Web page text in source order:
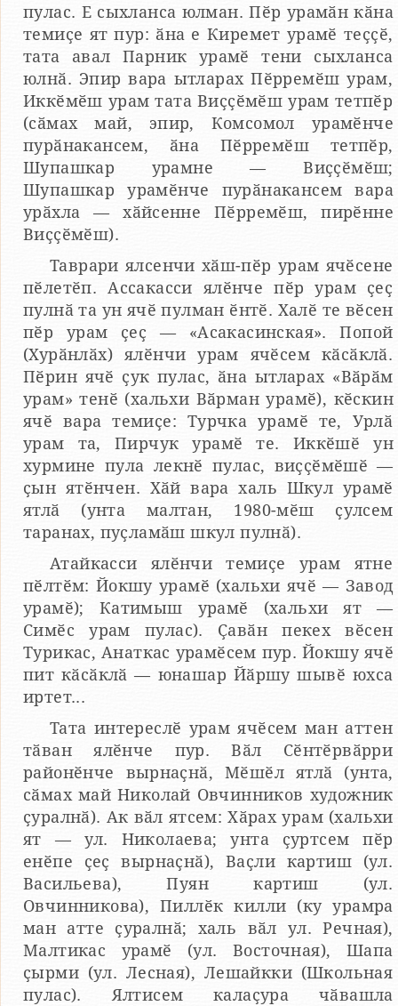
пулас. Е сыхланса юлман. Пӗр урамӑн кӑна
темиҫе ят пур: ӑна е Киремет урамӗ теҫҫӗ,
тата авал Парник урамӗ тени сыхланса
юлнӑ. Эпир вара ытларах Пӗрремӗш урам,
Иккӗмӗш урам тата Виҫҫӗмӗш урам тетпӗр
(сӑмах май, эпир, Комсомол урамӗнче
пурӑнакансем, ӑна Пӗрремӗш тетпӗр,
Шупашкар урамне — Виҫҫӗмӗш;
Шупашкар урамӗнче пурӑнакансем вара
урӑхла — хӑйсенне Пӗрремӗш, пирӗнне
Виҫҫӗмӗш).
Таврари ялсенчи хӑш-пӗр урам ячӗсене
пӗлетӗп. Ассакасси ялӗнче пӗр урам ҫеҫ
пулнӑ та ун ячӗ пулман ӗнтӗ. Халӗ те вӗсен
пӗр урам ҫеҫ — «Асакасинская». Попой
(Хурӑнлӑх) ялӗнчи урам ячӗсем кӑсӑклӑ.
Пӗрин ячӗ ҫук пулас, ӑна ытларах «Вӑрӑм
урам» тенӗ (хальхи Вӑрман урамӗ), кӗскин
ячӗ вара темиҫе: Турчка урамӗ те, Урлӑ
урам та, Пирчук урамӗ те. Иккӗшӗ ун
хурмине пула лекнӗ пулас, виҫҫӗмӗшӗ —
ҫын ятӗнчен. Хӑй вара халь Шкул урамӗ
ятлӑ (унта малтан, 1980-мӗш ҫулсем
таранах, пуҫламӑш шкул пулнӑ).
Атайкасси ялӗнчи темиҫе урам ятне
пӗлтӗм: Йокшу урамӗ (хальхи ячӗ — Завод
урамӗ); Катимыш урамӗ (хальхи ят —
Симӗс урам пулас). Ҫавӑн пекех вӗсен
Турикас, Анаткас урамӗсем пур. Йокшу ячӗ
пит кӑсӑклӑ — юнашар Йӑршу шывӗ юхса
иртет...
Тата интереслӗ урам ячӗсем ман аттен
тӑван ялӗнче пур. Вӑл Сӗнтӗрвӑрри
районӗнче вырнаҫнӑ, Мӗшӗл ятлӑ (унта,
сӑмах май Николай Овчинников художник
ҫуралнӑ). Ак вӑл ятсем: Хӑрах урам (хальхи
ят — ул. Николаева; унта ҫуртсем пӗр
енӗпе ҫеҫ вырнаҫнӑ), Ваҫли картиш (ул.
Васильева), Пуян картиш (ул.
Овчинникова), Пиллӗк килли (ку урамра
ман атте ҫуралнӑ; халь вӑл ул. Речная),
Малтикас урамӗ (ул. Восточная), Шапа
ҫырми (ул. Лесная), Лешайкки (Школьная
пулас). Ялтисем калаҫура чӑвашла